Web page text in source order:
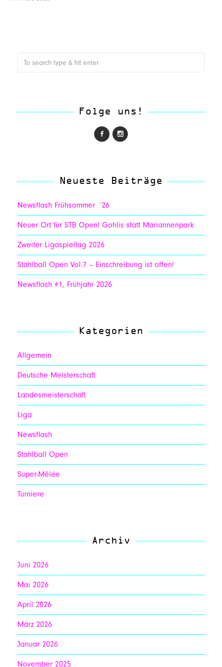
Folge uns!
Neueste Beiträge
Newsflash Frühsommer ´26
Neuer Ort für STB Open! Gohlis statt Mariannenpark
Zweiter Ligaspieltag 2026
Stahlball Open Vol.7 – Einschreibung ist offen!
Newsflash #1, Frühjahr 2026
Kategorien
Allgemein
Deutsche Meisterschaft
Landesmeisterschaft
Liga
Newsflash
Stahlball Open
Super-Mêlée
Turniere
Archiv
Juni 2026
Mai 2026
April 2026
März 2026
Januar 2026
November 2025